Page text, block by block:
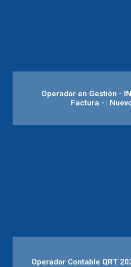
Operador en Gestión -
Factura - |
Operador Contable QRT